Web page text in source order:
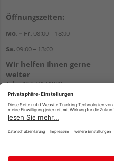
Öffnungszeiten:
Mo. – Fr. 08:00 – 18:00
Sa. 09:00 – 13:00
Wir helfen Ihnen gerne
weiter
Tel.:+49 9771 61880
E-Mail:info@holzland-
niemeyer.de
Impressum AGB